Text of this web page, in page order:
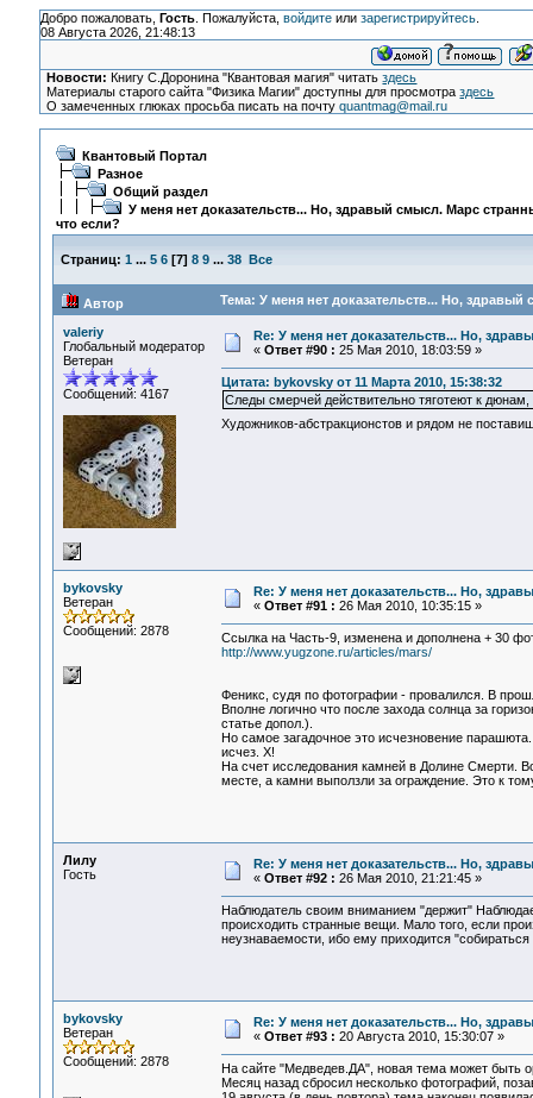
Добро пожаловать, Гость. Пожалуйста, войдитеили зарегистрируйтесь.
08 Августа 2026, 21:48:13
Новости: Книгу С.Доронина "Квантовая магия" читатьздесь
Материалы старого сайта "Физика Магии" доступны для просмотраздесь
О замеченных глюках просьба писать на почтуquantmag@mail.ru
Квантовый Портал
Разное
Общий раздел
У меня нет доказательств... Но, здравый смысл. Марс
что если?
Страниц: 1 ... 5 6[7] 8 9 ... 38 Все
Автор Тема: У меня нет доказательств... Но,
valeriy
Глобальный модератор
Ветеран
Сообщений: 4167
Re: У меня нет доказательств... Но,
« Ответ #90 : 25 Мая 2010, 18:03:59 »
Цитата: bykovsky от 11 Марта 2010, 15:38:32
Следы смерчей действительно тяготеют к
Художников-абстракционстов и рядом не
bykovsky
Ветеран
Сообщений: 2878
Re: У меня нет доказательств... Но,
« Ответ #91 : 26 Мая 2010, 10:35:15 »
Ссылка на Часть-9, изменена и дополнена + 30
http://www.yugzone.ru/articles/mars/
Феникс, судя по фотографии - провалился. В
Вполне логично что после захода солнца за
статье допол.).
Но самое загадочное это исчезновение
исчез. Х!
На счет исследования камней в Долине Смерти.
месте, а камни выползли за ограждение. Это к
Лилу
Гость
Re: У меня нет доказательств... Но,
« Ответ #92 : 26 Мая 2010, 21:21:45 »
Наблюдатель своим вниманием "держит"
происходить странные вещи. Мало того, если
неузнаваемости, ибо ему приходится
bykovsky
Ветеран
Сообщений: 2878
Re: У меня нет доказательств... Но,
« Ответ #93 : 20 Августа 2010, 15:30:07 »
На сайте "Медведев.ДА", новая тема может быть
Месяц назад сбросил несколько фотографий,